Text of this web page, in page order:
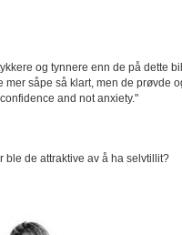
og tynnere enn de på dette
såpe så klart, men de prøvde
and not anxiety."
ble de attraktive av å ha selvtillit?